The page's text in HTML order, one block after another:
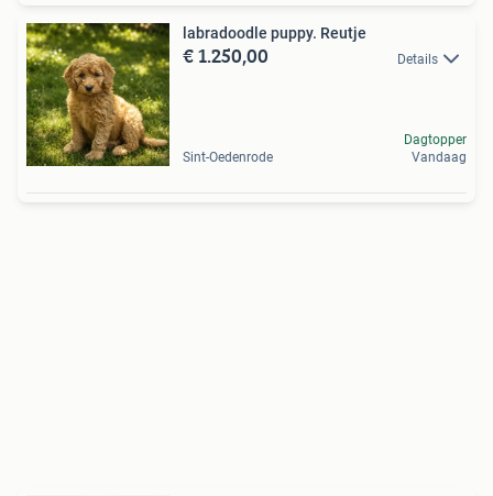
labradoodle puppy. Reutje
€ 1.250,00 Details
Sint-Oedenrode
Dagtopper
Vandaag